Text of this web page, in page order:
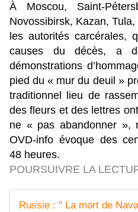
À Moscou, Saint-
Novossibirsk, Kazan,
les autorités carcérales,
causes du décès, a
démonstrations
pied du « mur du deuil »
traditionnel lieu de
des fleurs et des lettres
ne « pas abandonner
OVD-info évoque des
48 heures.
POURSUIVRE LA